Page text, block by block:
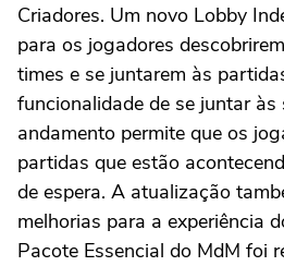
Criadores. Um novo Lobby
para os jogadores
times e se juntarem às
funcionalidade de se juntar às
andamento permite que os
partidas que estão
de espera. A atualização
melhorias para a experiência
Pacote Essencial do MdM foi